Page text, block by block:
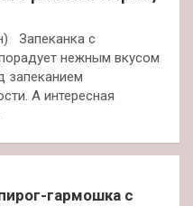
Запеканка с
нежным вкусом
запеканием
А интересная
гармошка с